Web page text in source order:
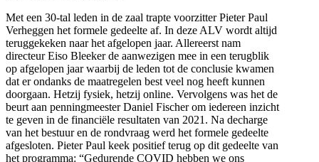
Met een 30-tal leden in de zaal trapte voorzitter Pieter Paul
Verheggen het formele gedeelte af. In deze ALV wordt altijd
teruggekeken naar het afgelopen jaar. Allereerst nam
directeur Eiso Bleeker de aanwezigen mee in een terugblik
op afgelopen jaar waarbij de leden tot de conclusie kwamen
dat er ondanks de maatregelen best veel nog heeft kunnen
doorgaan. Hetzij fysiek, hetzij online. Vervolgens was het de
beurt aan penningmeester Daniel Fischer om iedereen inzicht
te geven in de financiële resultaten van 2021. Na decharge
van het bestuur en de rondvraag werd het formele gedeelte
afgesloten. Pieter Paul keek positief terug op dit gedeelte van
het programma: “Gedurende COVID hebben we ons